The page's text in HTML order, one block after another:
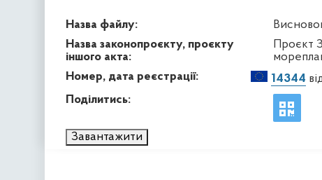
Назва файлу:
Назва законопроєкту, проєкту
іншого акта:
Проєкт
Номер, дата реєстрації:
14344
Поділитись:
Завантажити